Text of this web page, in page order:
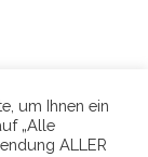
um Ihnen ein
„Alle
ALLER